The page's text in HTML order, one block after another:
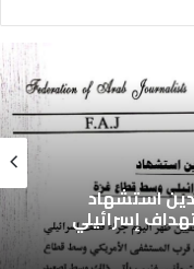
استشهاد
إسرائيلي